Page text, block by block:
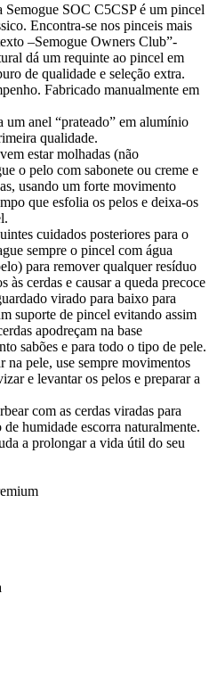
Semogue SOC C5CSP é um pincel
Encontra-se nos pinceis mais
–Semogue Owners Club”-
dá um requinte ao pincel em
de qualidade e seleção extra.
Fabricado manualmente em
anel “prateado” em alumínio
qualidade.
estar molhadas (não
o pelo com sabonete ou creme e
usando um forte movimento
que esfolia os pelos e deixa-os
cuidados posteriores para o
sempre o pincel com água
para remover qualquer resíduo
às cerdas e causar a queda precoce
virado para baixo para
suporte de pincel evitando assim
apodreçam na base
sabões e para todo o tipo de pele.
na pele, use sempre movimentos
e levantar os pelos e preparar a
com as cerdas viradas para
humidade escorra naturalmente.
a prolongar a vida útil do seu